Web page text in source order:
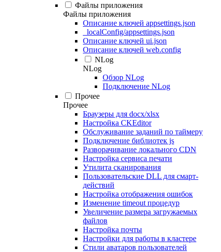
Файлы приложения
Файлы приложения
Описание ключей appsettings.json
_localConfig/appsettings.json
Описание ключей ui.json
Описание ключей web.config
NLog
NLog
Обзор NLog
Подключение NLog
Прочее
Прочее
Браузеры для docx/xlsx
Настройка CKEditor
Обслуживание заданий по таймеру
Подключение библиотек js
Разворачивание локального CDN
Настройка сервиса печати
Утилита сканирования
Пользовательские DLL для смарт-
действий
Настройка отображения ошибок
Изменение timeout процедур
Увеличение размера загружаемых
файлов
Настройка почты
Настройки для работы в кластере
Стили аватаров пользователей